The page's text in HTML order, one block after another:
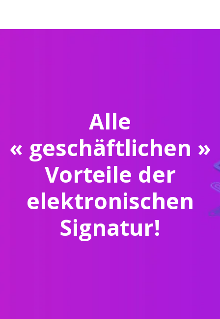
Alle
« geschäftlichen »
Vorteile der
elektronischen
Signatur!